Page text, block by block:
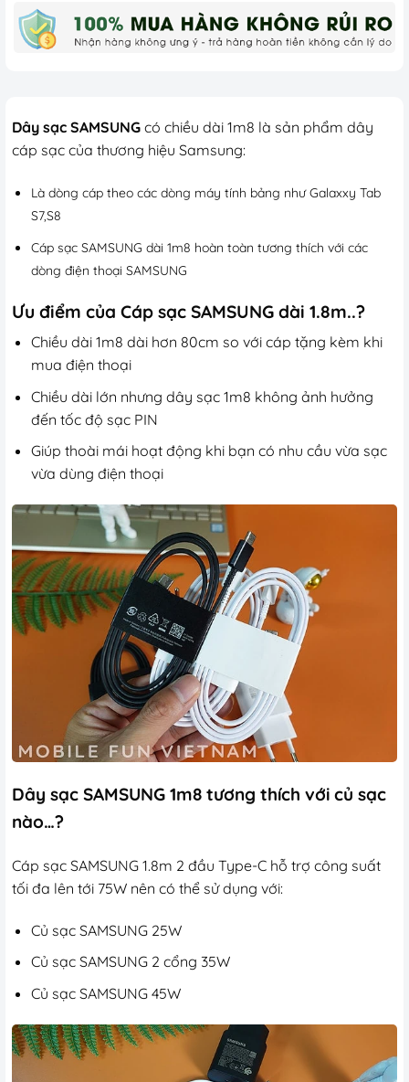
Dây sạc SAMSUNG có chiều dài 1m8 là sản phẩm dây
cáp sạc của thương hiệu Samsung:
Là dòng cáp theo các dòng máy tính bảng như Galaxxy Tab
S7,S8
Cáp sạc SAMSUNG dài 1m8 hoàn toàn tương thích với các
dòng điện thoại SAMSUNG
Ưu điểm của Cáp sạc SAMSUNG dài 1.8m..?
Chiều dài 1m8 dài hơn 80cm so với cáp tặng kèm khi
mua điện thoại
Chiều dài lớn nhưng dây sạc 1m8 không ảnh hưởng
đến tốc độ sạc PIN
Giúp thoài mái hoạt động khi bạn có nhu cầu vừa sạc
vừa dùng điện thoại
Dây sạc SAMSUNG 1m8 tương thích với củ sạc
nào…?
Cáp sạc SAMSUNG 1.8m 2 đầu Type-C hỗ trợ công suất
tối đa lên tới 75W nên có thể sử dụng với:
Củ sạc SAMSUNG 25W
Củ sạc SAMSUNG 2 cổng 35W
Củ sạc SAMSUNG 45W